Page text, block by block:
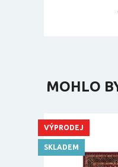
MOHLO
VÝPRODEJ
SKLADEM